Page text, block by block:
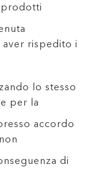
prodotti
rispedito i
lo stesso
per la
accordo
di